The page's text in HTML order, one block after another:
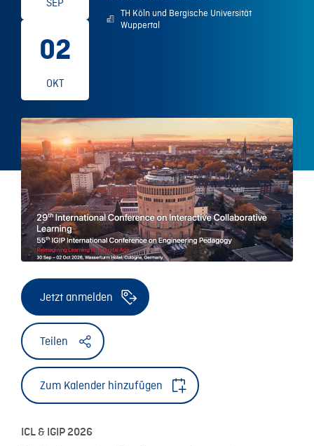
SEP
02
OKT
TH Köln und Bergische Universität
Wuppertal
Jetzt anmelden
Teilen
Zum Kalender hinzufügen
ICL & IGIP 2026